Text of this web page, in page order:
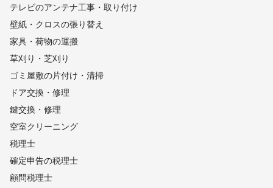
テレビのアンテナ工事・取り付け
壁紙・クロスの張り替え
家具・荷物の運搬
草刈り・芝刈り
ゴミ屋敷の片付け・清掃
ドア交換・修理
鍵交換・修理
空室クリーニング
税理士
確定申告の税理士
顧問税理士